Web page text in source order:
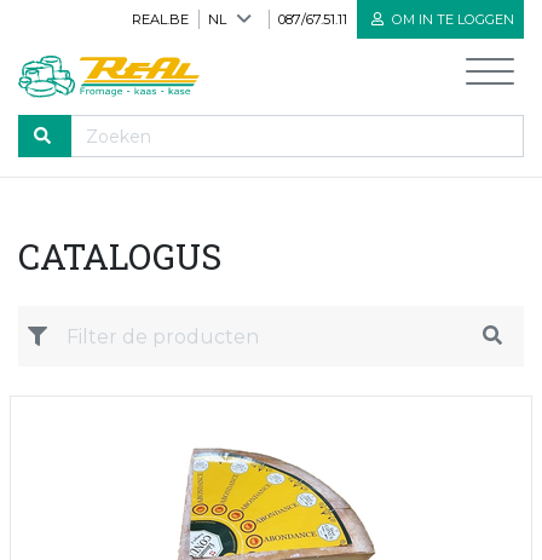
REAL.BE NL 087/67.51.11 OM IN TE LOGGEN
Nieuwe producten
Biologische producten
Herve kaas
CATALOGUS